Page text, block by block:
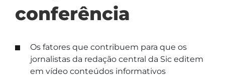
conferência
Os fatores que contribuem para que os
jornalistas da redação central da Sic editem
em vídeo conteúdos informativos